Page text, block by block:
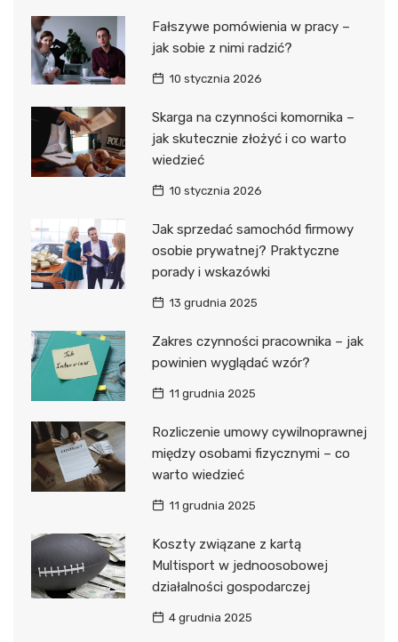
Fałszywe pomówienia w pracy –
jak sobie z nimi radzić?
10 stycznia 2026
Skarga na czynności komornika –
jak skutecznie złożyć i co warto
wiedzieć
10 stycznia 2026
Jak sprzedać samochód firmowy
osobie prywatnej? Praktyczne
porady i wskazówki
13 grudnia 2025
Zakres czynności pracownika – jak
powinien wyglądać wzór?
11 grudnia 2025
Rozliczenie umowy cywilnoprawnej
między osobami fizycznymi – co
warto wiedzieć
11 grudnia 2025
Koszty związane z kartą
Multisport w jednoosobowej
działalności gospodarczej
4 grudnia 2025